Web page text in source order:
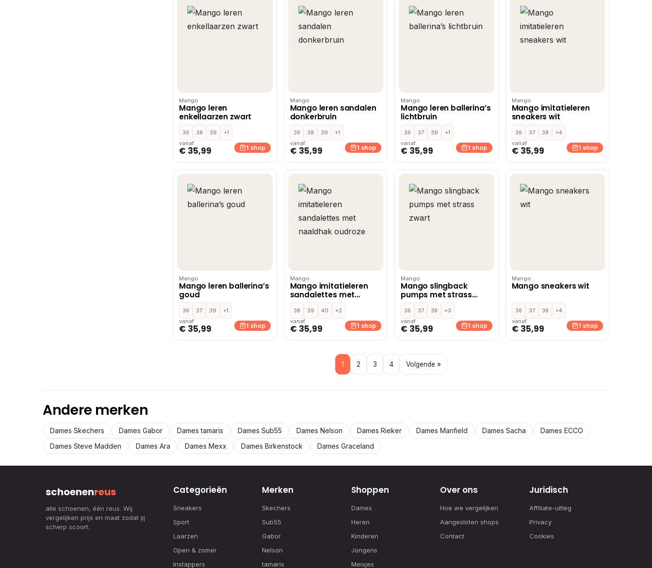
Mango
Mango leren
enkellaarzen zwart
36 38 39
+1
vanaf
€ 35,99 1 shop
Mango
Mango leren sandalen
donkerbruin
36 38 39
+1
vanaf
€ 35,99 1 shop
Mango
Mango leren ballerina’s
lichtbruin
36 37 39
+1
vanaf
€ 35,99 1 shop
Mango
Mango imitatieleren
sneakers wit
36 37 38
+4
vanaf
€ 35,99 1 shop
Mango
Mango leren ballerina’s
goud
36 37 39
+1
vanaf
€ 35,99 1 shop
Mango
Mango imitatieleren
sandalettes met
naaldhak oudroze
38 39 40
+2
vanaf
€ 35,99 1 shop
Mango
Mango slingback
pumps met strass
zwart
36 37 38
+3
vanaf
€ 35,99 1 shop
Mango
Mango sneakers wit
36 37 38
+4
vanaf
€ 35,99 1 shop
1 2 3 4 Volgende »
Andere merken
Dames Skechers Dames Gabor Dames tamaris Dames Sub55 Dames Nelson Dames Rieker Dames Manfield Dames Sacha
Dames ECCO
Dames Steve Madden
Dames Ara Dames Mexx Dames Birkenstock Dames Graceland
schoenenreus
alle schoenen, één reus. Wij
vergelijken prijs en maat zodat jij
scherp scoort.
Categorieën
Sneakers
Sport
Laarzen
Open & zomer
Instappers
Merken
Skechers
Sub55
Gabor
Nelson
tamaris
Shoppen
Dames
Heren
Kinderen
Jongens
Meisjes
Over ons
Hoe we vergelijken
Aangesloten shops
Contact
Juridisch
Affiliate-uitleg
Privacy
Cookies